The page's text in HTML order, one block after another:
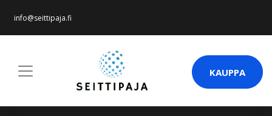
info@seittipaja.fi
KAUPPA